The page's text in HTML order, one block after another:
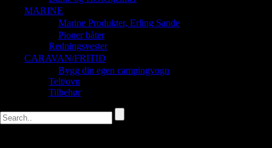
MARINE
Marine Produkter, Erling Sande
Pioner båter
Redningsvester
CARAVAN/FRITID
Bygg din egen campingvogn
Telt/ovn
Tilbehør